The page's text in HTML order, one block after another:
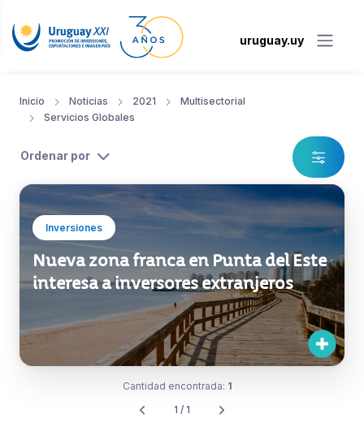
uruguay.uy
Inicio Noticias 2021
Multisectorial
Servicios Globales
Ordenar por
Inversiones
Nueva zona franca en Punta del Este
interesa a inversores extranjeros
Cantidad encontrada: 1
1 / 1